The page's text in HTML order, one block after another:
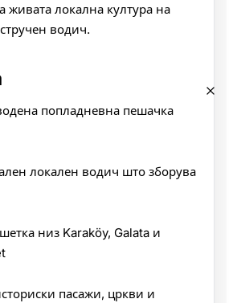
живата локална култура на
водич.
попладневна пешачка
локален водич што зборува
низ Karaköy, Galata и
пасажи, цркви и